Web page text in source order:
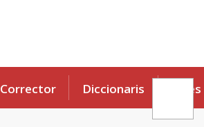
Corrector Diccionaris Eines